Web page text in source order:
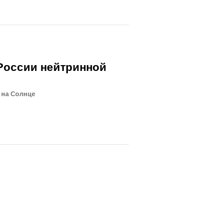
нейтринной
на Солнце